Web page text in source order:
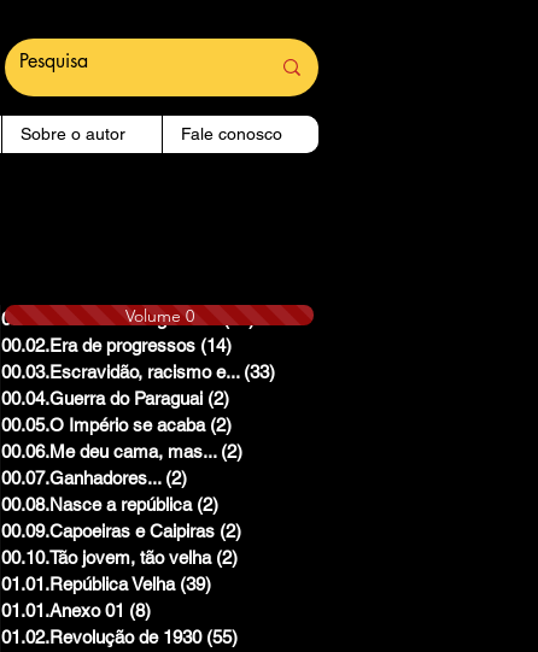
Sobre o autor Fale conosco
00.01.Reinado e Regencias
14 posts
00.02.Era de progressos (14)
00.03.Escravidão, racismo e... (33)
00.04.Guerra do Paraguai (2)
00.05.O Império se acaba (2)
00.06.Me deu cama, mas... (2)
00.07.Ganhadores... (2)
00.08.Nasce a república (2)
00.09.Capoeiras e Caipiras (2)
00.10.Tão jovem, tão velha (2)
01.01.República Velha (39)
01.01.Anexo 01 (8)
01.02.Revolução de 1930 (55)
Volume 0